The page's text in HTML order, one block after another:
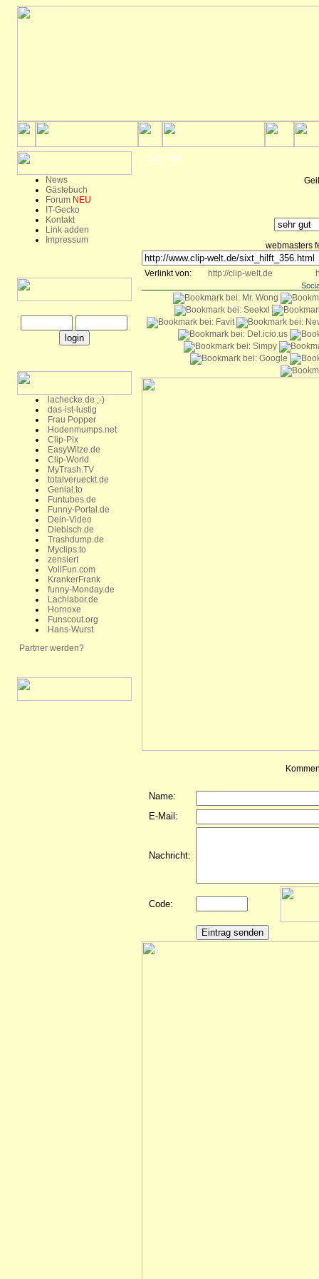
News
Gästebuch
Forum NEU
IT-Gecko
Kontakt
Link adden
Impressum
lachecke.de ;-)
das-ist-lustig
Frau Popper
Hodenmumps.net
Clip-Pix
EasyWitze.de
Clip-World
MyTrash.TV
totalverueckt.de
Genial.to
Funtubes.de
Funny-Portal.de
Dein-Video
Diebisch.de
Trashdump.de
Myclips.to
zensiert
VollFun.com
KrankerFrank
funny-Monday.de
Lachlabor.de
Hornoxe
Funscout.org
Hans-Wurst
Partner werden?
Sixt hilft
webmasters
Verlinkt von: http://clip-welt.de
Name:
E-Mail:
Nachricht:
Code: